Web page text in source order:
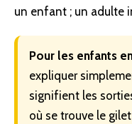
un enfant ; un adulte
Pour les enfants
expliquer
signifient les
où se trouve le